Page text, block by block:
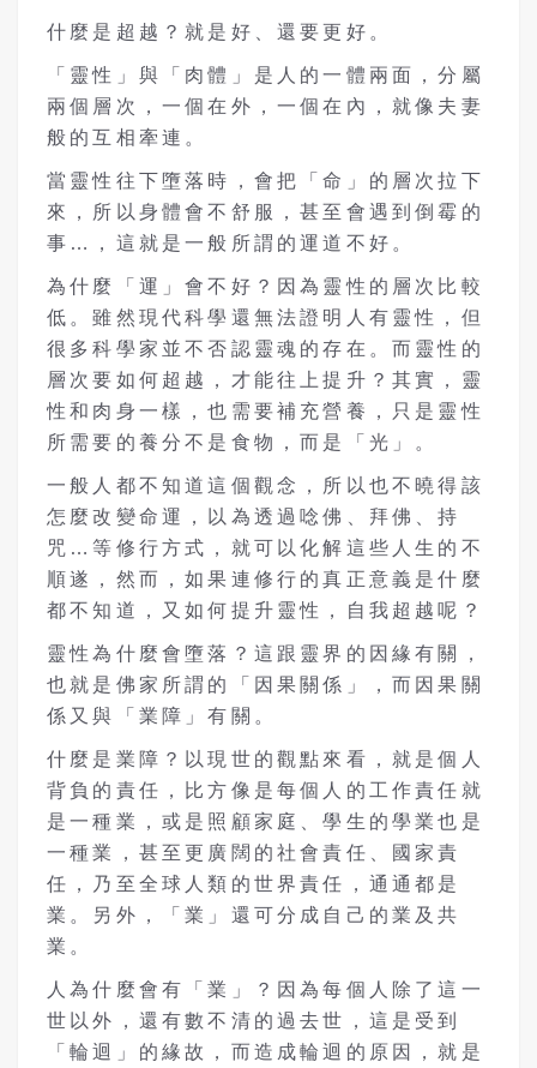
什麼是超越？就是好、還要更好。
「靈性」與「肉體」是人的一體兩面，分屬
兩個層次，一個在外，一個在內，就像夫妻
般的互相牽連。
當靈性往下墮落時，會把「命」的層次拉下
來，所以身體會不舒服，甚至會遇到倒霉的
事…，這就是一般所謂的運道不好。
為什麼「運」會不好？因為靈性的層次比較
低。雖然現代科學還無法證明人有靈性，但
很多科學家並不否認靈魂的存在。而靈性的
層次要如何超越，才能往上提升？其實，靈
性和肉身一樣，也需要補充營養，只是靈性
所需要的養分不是食物，而是「光」。
一般人都不知道這個觀念，所以也不曉得該
怎麼改變命運，以為透過唸佛、拜佛、持
咒…等修行方式，就可以化解這些人生的不
順遂，然而，如果連修行的真正意義是什麼
都不知道，又如何提升靈性，自我超越呢？
靈性為什麼會墮落？這跟靈界的因緣有關，
也就是佛家所謂的「因果關係」，而因果關
係又與「業障」有關。
什麼是業障？以現世的觀點來看，就是個人
背負的責任，比方像是每個人的工作責任就
是一種業，或是照顧家庭、學生的學業也是
一種業，甚至更廣闊的社會責任、國家責
任，乃至全球人類的世界責任，通通都是
業。另外，「業」還可分成自己的業及共
業。
人為什麼會有「業」？因為每個人除了這一
世以外，還有數不清的過去世，這是受到
「輪迴」的緣故，而造成輪迴的原因，就是